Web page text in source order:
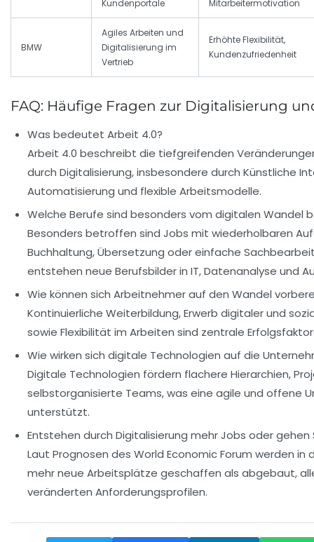
Kundenportale Mitarbeitermotivation
BMW
Agiles Arbeiten und
Digitalisierung im
Vertrieb
Erhöhte Flexibilität,
Kundenzufriedenheit
FAQ: Häufige Fragen zur Digitalisierung
Was bedeutet Arbeit 4.0?
Arbeit 4.0 beschreibt die tiefgreifenden
durch Digitalisierung, insbesondere durch Künstliche
Automatisierung und flexible Arbeitsmodelle.
Welche Berufe sind besonders vom digitalen Wandel
Besonders betroffen sind Jobs mit wiederholbaren
Buchhaltung, Übersetzung oder einfache
entstehen neue Berufsbilder in IT, Datenanalyse und
Wie können sich Arbeitnehmer auf den Wandel
Kontinuierliche Weiterbildung, Erwerb digitaler und
sowie Flexibilität im Arbeiten sind zentrale
Wie wirken sich digitale Technologien auf die
Digitale Technologien fördern flachere Hierarchien,
selbstorganisierte Teams, was eine agile und offene
unterstützt.
Entstehen durch Digitalisierung mehr Jobs oder gehen
Laut Prognosen des World Economic Forum werden in
mehr neue Arbeitsplätze geschaffen als abgebaut,
veränderten Anforderungsprofilen.